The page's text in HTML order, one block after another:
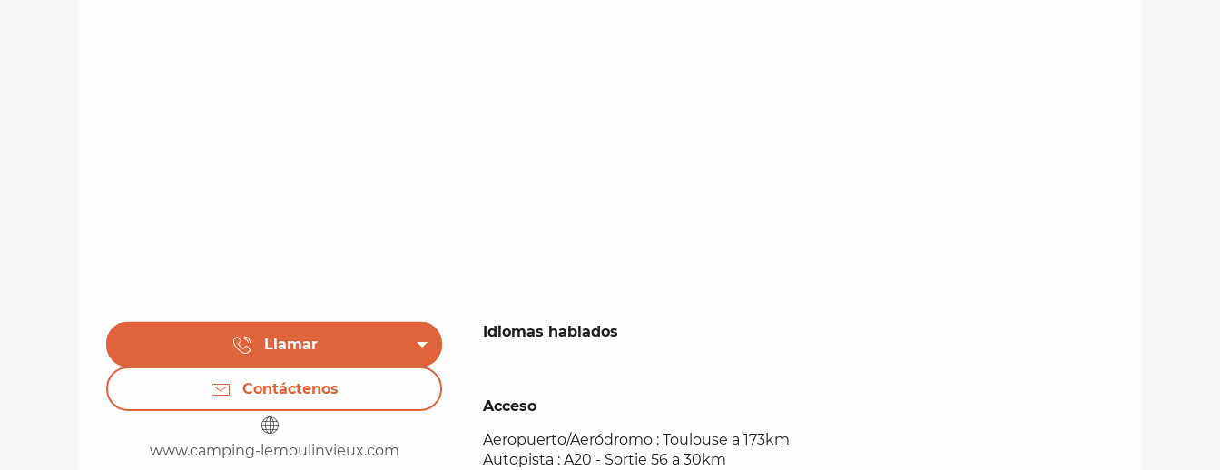
Llamar
Contáctenos
www.camping-lemoulinvieux.com
Idiomas hablados
Idiomas hablados
Acceso
Acceso
Aeropuerto/Aeródromo : Toulouse a 173km
Autopista : A20 - Sortie 56 a 30km